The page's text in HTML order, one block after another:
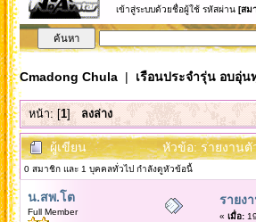
เข้าสู่ระบบด้วยชื่อผู้ใช้ รหัสผ่าน [สม
Cmadong Chula| เรือนประจำรุ่น อบอุ่น
หน้า: [1] ลงล่าง
ผู้เขียน หัวข้อ: รายงานตั
0 สมาชิก และ 1 บุคคลทั่วไป กำลังดูหัวข้อนี้
น.สพ.โต
Full Member
รายง
« เมื่อ: